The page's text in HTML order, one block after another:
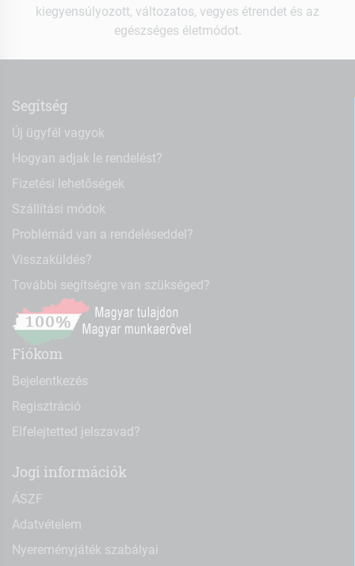
kiegyensúlyozott, változatos, vegyes étrendet és az
egészséges életmódot.
Segítség
Új ügyfél vagyok
Hogyan adjak le rendelést?
Fizetési lehetőségek
Szállítási módok
Problémád van a rendeléseddel?
Visszaküldés?
További segítségre van szükséged?
Fiókom
Bejelentkezés
Regisztráció
Elfelejtetted jelszavad?
Jogi információk
ÁSZF
Adatvételem
Nyereményjáték szabályai